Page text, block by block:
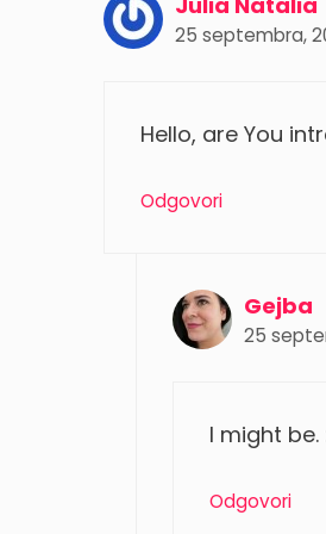
25 septembra,
Hello, are You
Odgovori
Gejba
25
I might
Odgovori